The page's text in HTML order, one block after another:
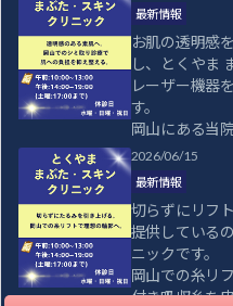
最新情報
お肌の透明感
し、とくやま
レーザー機器
す。
岡山にある当
診断と最適な
を抑えつつ効
を行うことが
そばかすや後
肌トラブルに
を提示いたしま
お肌のトーン
クもより楽し
2026/06/15
最新情報
切らずにリフ
提供している
ニックです。
岡山での糸リ
付き吸収糸を